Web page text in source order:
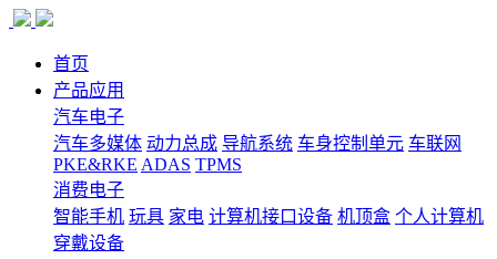
首页
产品应用
汽车电子
汽车多媒体 动力总成 导航系统 车身控制单元 车联网
PKE&RKE ADAS TPMS
消费电子
智能手机 玩具 家电 计算机接口设备 机顶盒 个人计算机
穿戴设备